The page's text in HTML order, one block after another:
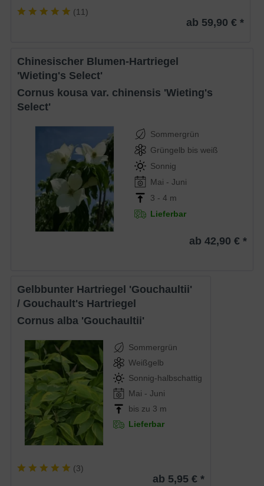
(11)
ab 59,90 € *
Chinesischer Blumen-Hartriegel
'Wieting's Select'
Cornus kousa var. chinensis 'Wieting's
Select'
Sommergrün
Grüngelb bis weiß
Sonnig
Mai - Juni
3 - 4 m
Lieferbar
ab 42,90 € *
Gelbbunter Hartriegel 'Gouchaultii'
/ Gouchault's Hartriegel
Cornus alba 'Gouchaultii'
Sommergrün
Weißgelb
Sonnig-halbschattig
Mai - Juni
bis zu 3 m
Lieferbar
(3)
ab 5,95 € *